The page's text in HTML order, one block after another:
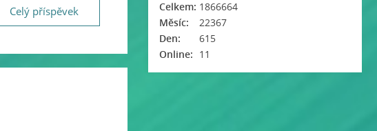
Celý příspěvek
Online: 11
Celkem: 1866664
Měsíc:
22367
Den:
615